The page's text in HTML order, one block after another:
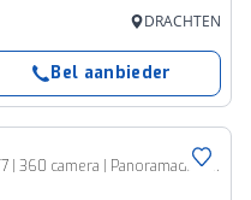
DRACHTEN
Bel aanbieder
1.5 PLUG-IN HYBRID (PHEV) 261PK AUT7 | 360 camera | Panoramadak | Adaptive cruise